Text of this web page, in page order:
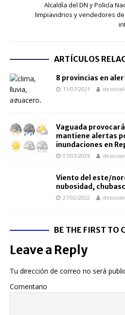
Alcaldía del DN y Policía
limpiavidrios y vendedores
ARTÍCULOS
8 provincias en
11/07/2021
Vaguada
mantiene alertas
inundaciones en
07/03/2026
Viento del este/
nubosidad,
27/02/2022
BE THE FIRST TO
Leave a Reply
Tu dirección de correo no será
Comentario